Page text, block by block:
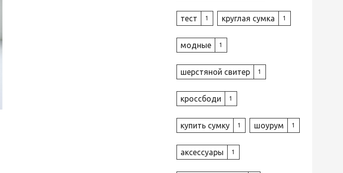
тест 1 круглая сумка 1
модные 1
шерстяной свитер 1
кроссбоди 1
купить сумку 1 шоурум 1
аксессуары 1